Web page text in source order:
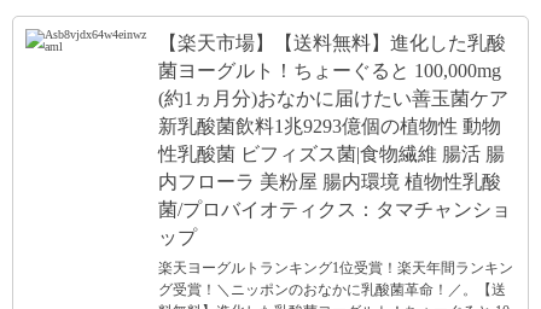
【楽天市場】【送料無料】進化した乳酸
菌ヨーグルト！ちょーぐると 100,000mg
(約1ヵ月分)おなかに届けたい善玉菌ケア
新乳酸菌飲料1兆9293億個の植物性 動物
性乳酸菌 ビフィズス菌|食物繊維 腸活 腸
内フローラ 美粉屋 腸内環境 植物性乳酸
菌/プロバイオティクス：タマチャンショ
ップ
楽天ヨーグルトランキング1位受賞！楽天年間ランキン
グ受賞！＼ニッポンのおなかに乳酸菌革命！／。【送